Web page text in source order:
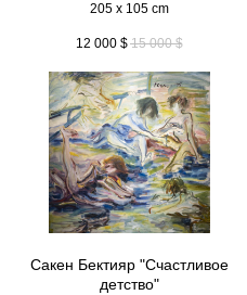
205 x 105 cm
12 000 $ 15 000 $
Сакен Бектияр "Счастливое
детство"